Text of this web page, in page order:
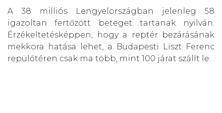
A 38 milliós Lengyelországban jelenleg 58
igazoltan fertőzött beteget tartanak nyilván.
Érzékeltetésképpen, hogy a reptér bezárásának
mekkora hatása lehet, a Budapesti Liszt Ferenc
repülőtéren csak ma több, mint 100 járat szállt le.